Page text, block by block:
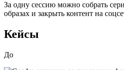
За одну сессию можно собрать
образах и закрыть контент на
Кейсы
До